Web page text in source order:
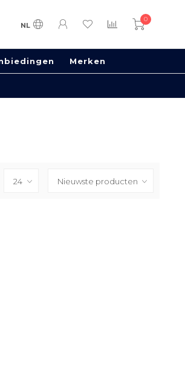
NL
0
Merken